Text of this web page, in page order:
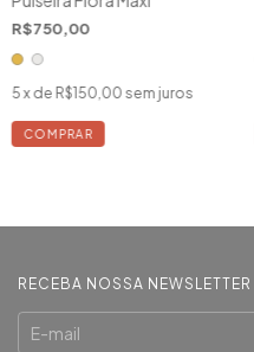
R$750,00
5x de R$150,00 sem juros
COMPRAR
RECEBA NOSSA NEWSLETTER